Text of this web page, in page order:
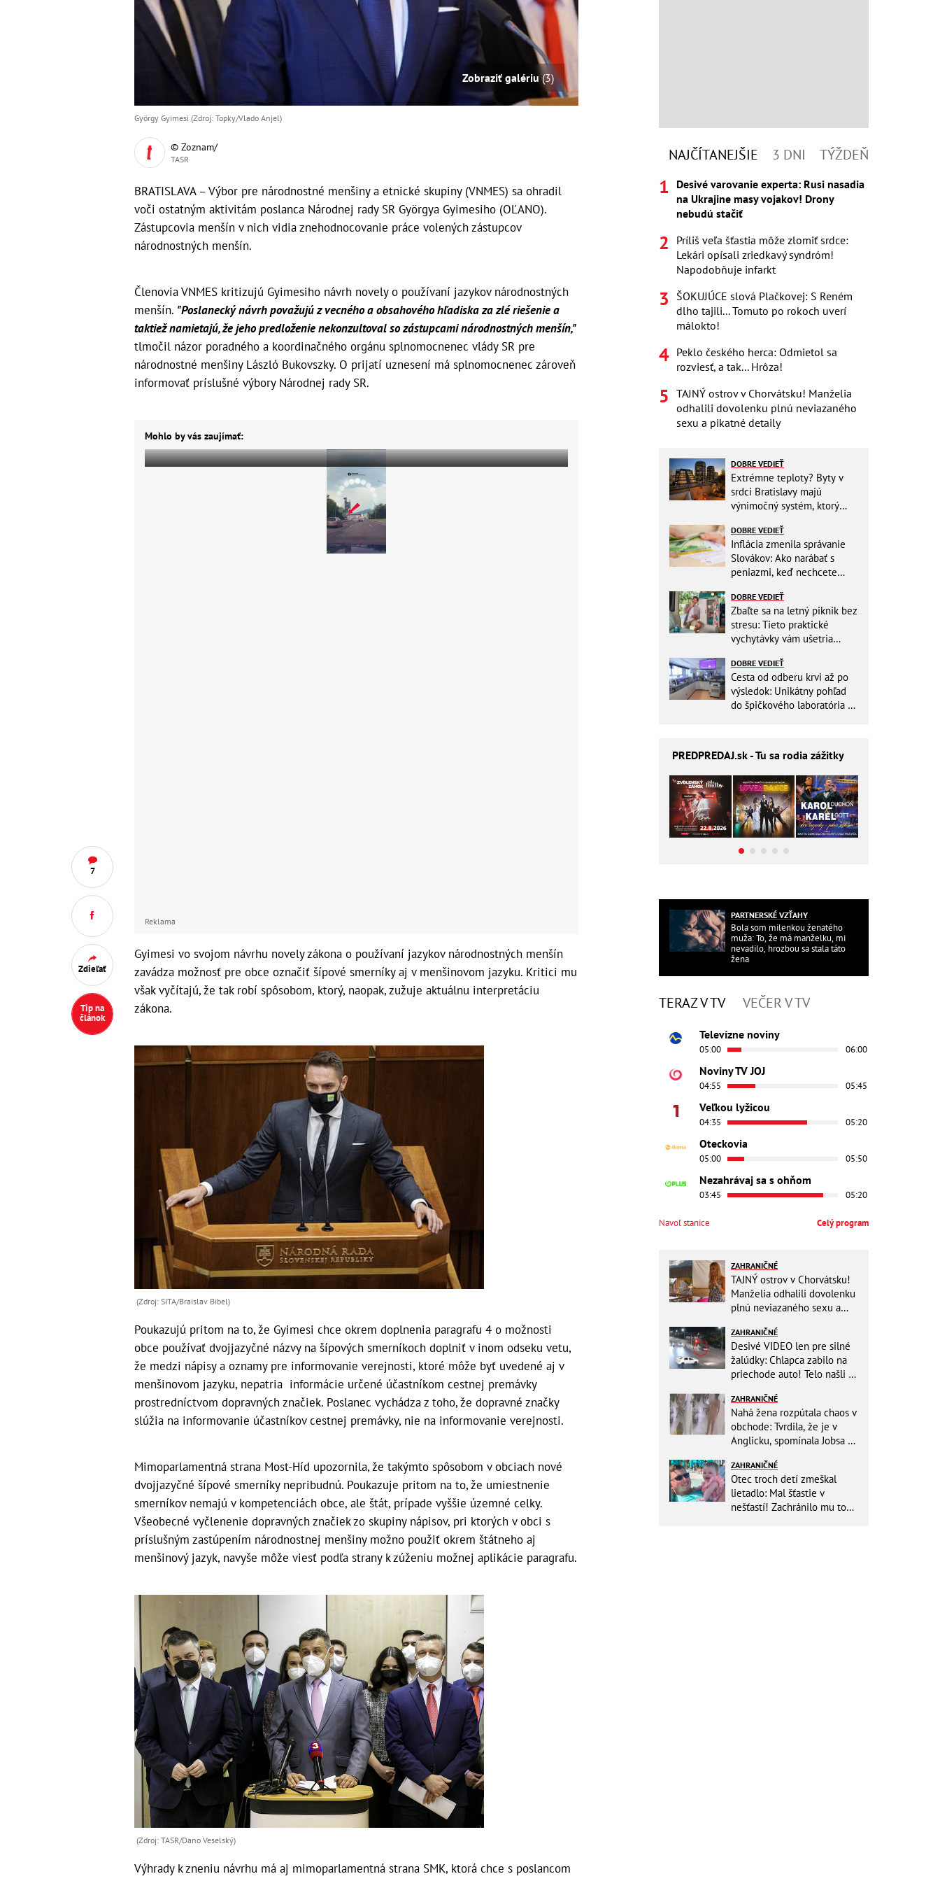
7
Zdieľať
Tip na
článok
Zobraziť galériu(3)
György Gyimesi (Zdroj: Topky/Vlado Anjel)
© Zoznam/
TASR
BRATISLAVA – Výbor pre národnostné menšiny a etnické skupiny (VNMES) sa ohradil
voči ostatným aktivitám poslanca Národnej rady SR Györgya Gyimesiho (OĽANO).
Zástupcovia menšín v nich vidia znehodnocovanie práce volených zástupcov
národnostných menšín.
Členovia VNMES kritizujú Gyimesiho návrh novely o používaní jazykov národnostných
menšín. "Poslanecký návrh považujú z vecného a obsahového hľadiska za zlé riešenie a
taktiež namietajú, že jeho predloženie nekonzultoval so zástupcami národnostných menšín,"
tlmočil názor poradného a koordinačného orgánu splnomocnenec vlády SR pre
národnostné menšiny László Bukovszky. O prijatí uznesení má splnomocnenec zároveň
informovať príslušné výbory Národnej rady SR.
Mohlo by vás zaujímať:
Reklama
Gyimesi vo svojom návrhu novely zákona o používaní jazykov národnostných menšín
zavádza možnosť pre obce označiť šípové smerníky aj v menšinovom jazyku. Kritici mu
však vyčítajú, že tak robí spôsobom, ktorý, naopak, zužuje aktuálnu interpretáciu
zákona.
(Zdroj: SITA/Braislav Bibel)
Poukazujú pritom na to, že Gyimesi chce okrem doplnenia paragrafu 4 o možnosti
obce používať dvojjazyčné názvy na šípových smerníkoch doplniť v inom odseku vetu,
že medzi nápisy a oznamy pre informovanie verejnosti, ktoré môže byť uvedené aj v
menšinovom jazyku, nepatria informácie určené účastníkom cestnej premávky
prostredníctvom dopravných značiek. Poslanec vychádza z toho, že dopravné značky
slúžia na informovanie účastníkov cestnej premávky, nie na informovanie verejnosti.
Mimoparlamentná strana Most-Híd upozornila, že takýmto spôsobom v obciach nové
dvojjazyčné šípové smerníky nepribudnú. Poukazuje pritom na to, že umiestnenie
smerníkov nemajú v kompetenciách obce, ale štát, prípade vyššie územné celky.
Všeobecné vyčlenenie dopravných značiek zo skupiny nápisov, pri ktorých v obci s
príslušným zastúpením národnostnej menšiny možno použiť okrem štátneho aj
menšinový jazyk, navyše môže viesť podľa strany k zúženiu možnej aplikácie paragrafu.
(Zdroj: TASR/Dano Veselský)
Výhrady k zneniu návrhu má aj mimoparlamentná strana SMK, ktorá chce s poslancom
NAJČÍTANEJŠIE 3 DNI TÝŽDEŇ
Desivé varovanie experta: Rusi nasadia
na Ukrajine masy vojakov! Drony
nebudú stačiť
Príliš veľa šťastia môže zlomiť srdce:
Lekári opísali zriedkavý syndróm!
Napodobňuje infarkt
ŠOKUJÚCE slová Plačkovej: S Reném
dlho tajili... Tomuto po rokoch uverí
málokto!
Peklo českého herca: Odmietol sa
rozviesť, a tak... Hrôza!
TAJNÝ ostrov v Chorvátsku! Manželia
odhalili dovolenku plnú neviazaného
sexu a pikatné detaily
DOBRE VEDIEŤ
Extrémne teploty? Byty v
srdci Bratislavy majú
výnimočný systém, ktorý
DOBRE VEDIEŤ
Inflácia zmenila správanie
Slovákov: Ako narábať s
peniazmi, keď nechcete
DOBRE VEDIEŤ
Zbaľte sa na letný piknik bez
stresu: Tieto praktické
vychytávky vám ušetria
DOBRE VEDIEŤ
Cesta od odberu krvi až po
výsledok: Unikátny pohľad
do špičkového laboratória na
PREDPREDAJ.sk - Tu sa rodia zážitky
PARTNERSKÉ VZŤAHY
Bola som milenkou ženatého
muža: To, že má manželku, mi
nevadilo, hrozbou sa stala táto
žena
TERAZ V TV VEČER V TV
Televízne noviny
05:00 06:00
Noviny TV JOJ
04:55 05:45
Veľkou lyžicou
04:35 05:20
Oteckovia
05:00 05:50
Nezahrávaj sa s ohňom
03:45 05:20
Navoľ stanice Celý program
ZAHRANIČNÉ
TAJNÝ ostrov v Chorvátsku!
Manželia odhalili dovolenku
plnú neviazaného sexu a
ZAHRANIČNÉ
Desivé VIDEO len pre silné
žalúdky: Chlapca zabilo na
priechode auto! Telo našli o
ZAHRANIČNÉ
Nahá žena rozpútala chaos v
obchode: Tvrdila, že je v
Anglicku, spomínala Jobsa aj
ZAHRANIČNÉ
Otec troch detí zmeškal
lietadlo: Mal šťastie v
nešťastí! Zachránilo mu to